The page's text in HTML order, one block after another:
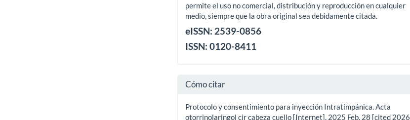
permite el uso no comercial, distribución y reproducción en cualquier
medio, siempre que la obra original sea debidamente citada.
eISSN: 2539-0856
ISSN: 0120-8411
Cómo citar
Protocolo y consentimiento para inyección Intratimpánica. Acta
otorrinolaringol cir cabeza cuello [Internet]. 2025 Feb. 28 [cited 2026